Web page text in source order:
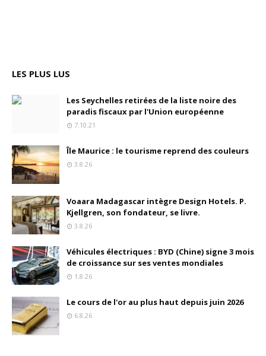
LES PLUS LUS
Les Seychelles retirées de la liste noire des
paradis fiscaux par l'Union européenne
7.10.21
Île Maurice : le tourisme reprend des couleurs
3.8.26
Voaara Madagascar intègre Design Hotels. P.
Kjellgren, son fondateur, se livre.
3.8.26
Véhicules électriques : BYD (Chine) signe 3 mois
de croissance sur ses ventes mondiales
1.8.26
Le cours de l'or au plus haut depuis juin 2026
6.8.26